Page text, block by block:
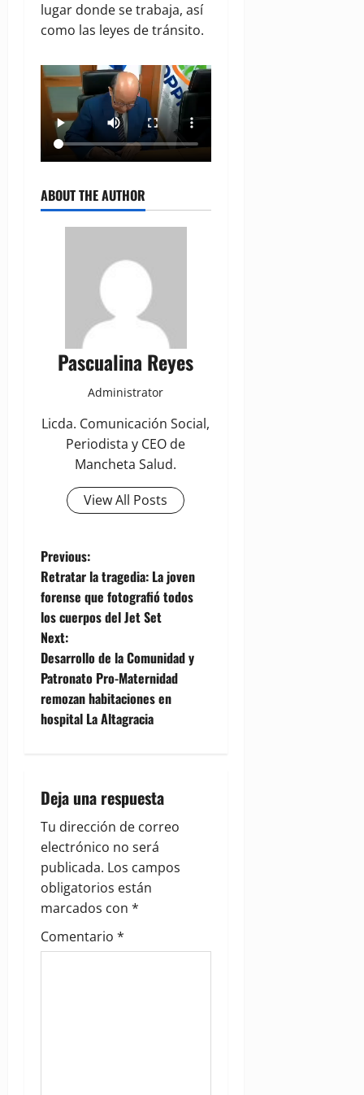
lugar donde se trabaja, así
como las leyes de tránsito.
ABOUT THE AUTHOR
Pascualina Reyes
Administrator
Licda. Comunicación Social,
Periodista y CEO de
Mancheta Salud.
View All Posts
P
o
s
t
n
a
i
g
a
t
i
Previous:
Retratar la tragedia: La joven
forense que fotografió todos
los cuerpos del Jet Set
Next:
Desarrollo de la Comunidad y
Patronato Pro-Maternidad
remozan habitaciones en
hospital La Altagracia
Deja una respuesta
Tu dirección de correo
electrónico no será
publicada. Los campos
obligatorios están
marcados con *
Comentario *